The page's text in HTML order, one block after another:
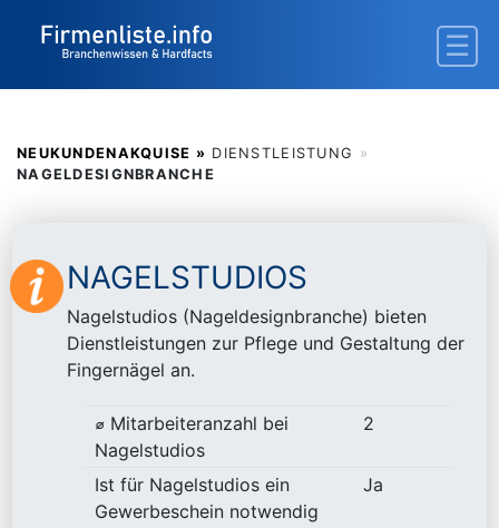
NEUKUNDENAKQUISE » DIENSTLEISTUNG »
NAGELDESIGNBRANCHE
NAGELSTUDIOS
Nagelstudios (Nageldesignbranche) bieten
Dienstleistungen zur Pflege und Gestaltung der
Fingernägel an.
⌀ Mitarbeiteranzahl bei
Nagelstudios
2
Ist für Nagelstudios ein
Gewerbeschein notwendig
Ja